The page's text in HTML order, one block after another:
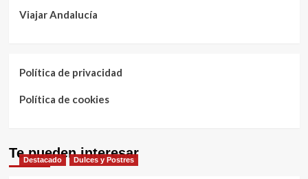
Viajar Andalucía
Política de privacidad
Política de cookies
Te pueden interesar
Destacado Dulces y Postres